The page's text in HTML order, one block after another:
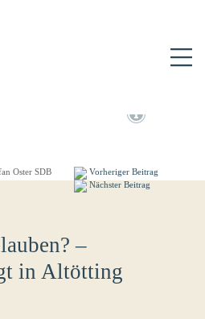
Oster SDB
Vorheriger Beitrag
Nächster Beitrag
–
in Altötting